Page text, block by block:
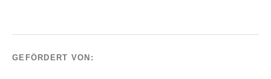
GEFÖRDERT VON: